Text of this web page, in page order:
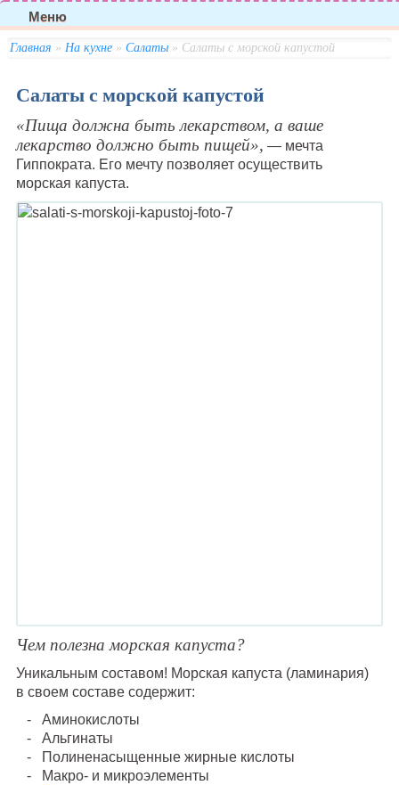
Меню
Главная » На кухне» Салаты» Салаты с морской капустой
Салаты с морской капустой
«Пища должна быть лекарством, а ваше
лекарство должно быть пищей», — мечта
Гиппократа. Его мечту позволяет осуществить
морская капуста.
Чем полезна морская капуста?
Уникальным составом! Морская капуста (ламинария)
в своем составе содержит:
Аминокислоты
Альгинаты
Полиненасыщенные жирные кислоты
Макро- и микроэлементы